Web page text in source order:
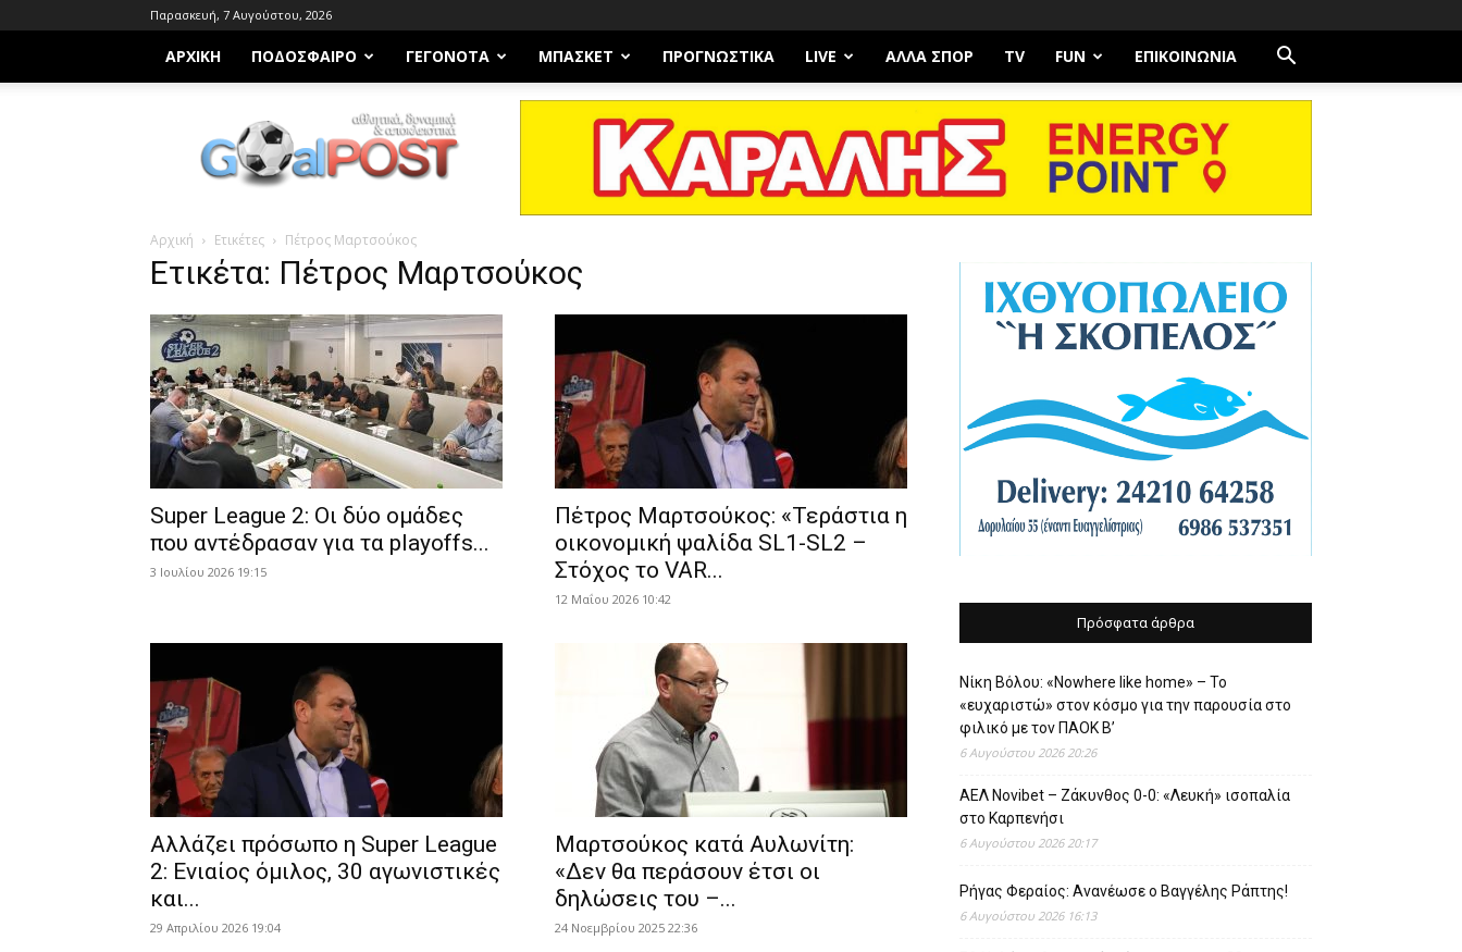
Παρασκευή, 7 Αυγούστου, 2026
ΑΡΧΙΚΗ ΠΟΔΌΣΦΑΙΡΟ ΓΕΓΟΝΌΤΑ ΜΠΆΣΚΕΤ ΠΡΟΓΝΩΣΤΙΚΑ LIVE ΆΛΛΑ ΣΠΟΡ TV FUN ΕΠΙΚΟΙΝΩΝΊΑ
Goalpost.gr
Αρχική Ετικέτες Πέτρος Μαρτσούκος
Ετικέτα: Πέτρος Μαρτσούκος
Super League 2: Οι δύο ομάδες
που αντέδρασαν για τα playoffs...
3 Ιουλίου 2026 19:15
Πέτρος Μαρτσούκος: «Τεράστια η
οικονομική ψαλίδα SL1-SL2 –
Στόχος το VAR...
12 Μαΐου 2026 10:42
Αλλάζει πρόσωπο η Super League
2: Ενιαίος όμιλος, 30 αγωνιστικές
και...
29 Απριλίου 2026 19:04
Μαρτσούκος κατά Αυλωνίτη:
«Δεν θα περάσουν έτσι οι
δηλώσεις του –...
24 Νοεμβρίου 2025 22:36
Πρόσφατα άρθρα
Νίκη Βόλου: «Nowhere like home» – Το
«ευχαριστώ» στον κόσμο για την παρουσία στο
φιλικό με τον ΠΑΟΚ Β’
6 Αυγούστου 2026 20:26
ΑΕΛ Novibet – Ζάκυνθος 0-0: «Λευκή» ισοπαλία
στο Καρπενήσι
6 Αυγούστου 2026 20:17
Ρήγας Φεραίος: Ανανέωσε ο Βαγγέλης Ράπτης!
6 Αυγούστου 2026 16:13